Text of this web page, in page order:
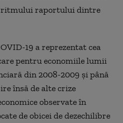
ritmului raportului dintre
19 a reprezentat cea
pentru economiile lumii
din 2008-2009 și până
însă de alte crize
observate în
de obicei de dezechilibre